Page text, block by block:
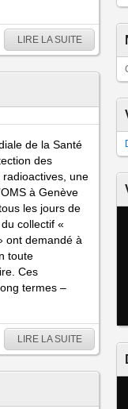
LIRE LA SUITE
de la Santé
des
une
à Genève
les jours de
collectif «
ont demandé à
toute
Ces
termes –
LIRE LA SUITE